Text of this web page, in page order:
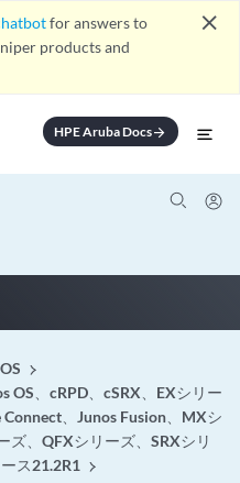
for answers to
products and
close
HPE Aruba Docsarrow_forward
OS、cRPD、cSRX、EXシリー
、Junos Fusion、MXシ
ズ、QFXシリーズ、SRXシリ
ス21.2R1